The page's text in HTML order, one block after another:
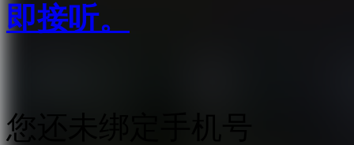
即接听。
您还未绑定手机号